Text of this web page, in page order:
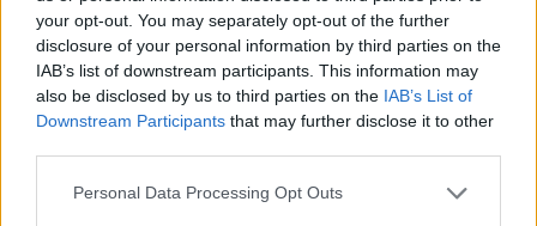
your opt-out. You may separately opt-out of the further
disclosure of your personal information by third parties on the
IAB’s list of downstream participants. This information may
also be disclosed by us to third parties on the IAB’s List of
Downstream Participants that may further disclose it to other
Personal Data Processing Opt Outs
Szöllősi Gáborral, a Gardenfutura ügyvezetőjével beszélgettünk.